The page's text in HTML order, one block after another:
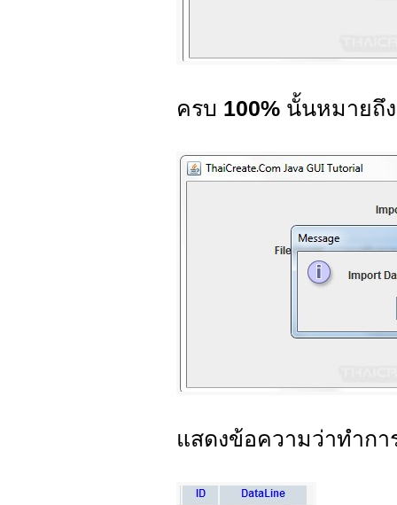
ครบ 100% นั้นหมายถึ
แสดงข้อความว่าทำก